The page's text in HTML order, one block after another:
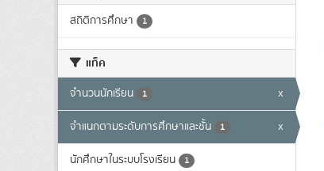
สถิติการศึกษา 1
แท็ค
จำนวนนักเรียน 1 x
จำแนกตามระดับการศึกษาและชั้น 1 x
นักศึกษาในระบบโรงเรียน 1